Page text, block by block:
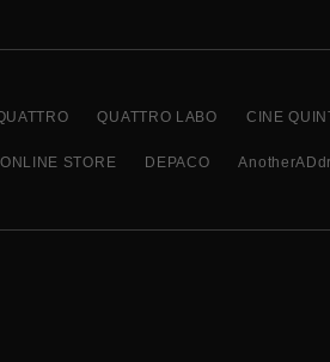
QUATTRO LABO CINE
STORE DEPACO